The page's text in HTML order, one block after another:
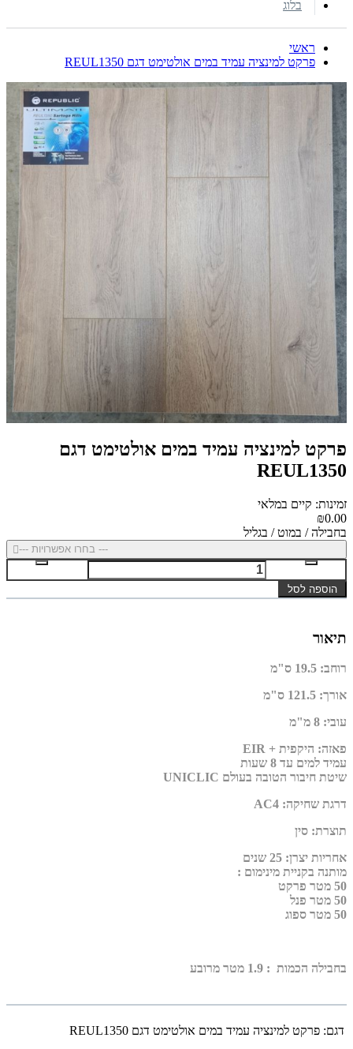
בלוג
ראשי
פרקט למינציה עמיד במים אולטימט דגם REUL1350
פרקט למינציה עמיד במים אולטימט דגם
REUL1350
זמינות: קיים במלאי
₪0.00
בחבילה / במוט / בגליל
--- בחרו אפשרויות ---
הוספה לסל
תיאור
רוחב: 19.5 ס"מ
אורך: 121.5 ס"מ
עובי: 8 מ"מ
פאזה: היקפית + EIR
עמיד למים עד 8 שעות
שיטת חיבור הטובה בעולם UNICLIC
דרגת שחיקה:
AC4
תוצרת: סין
אחריות יצרן: 25 שנים
מותנה בקניית מינימום :
50 מטר פרקט
50 מטר פנל
50 מטר ספוג
בחבילה הכמות : 1.9 מטר מרובע
דגם: פרקט למינציה עמיד במים אולטימט דגם REUL1350